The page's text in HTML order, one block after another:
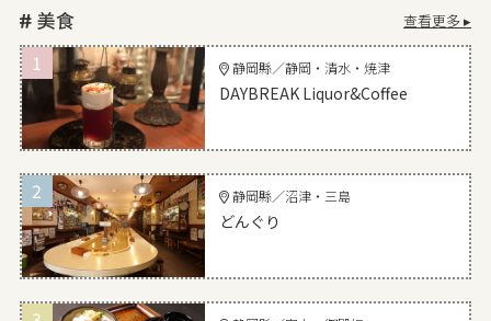
查看更多 ▸
1 静岡縣／静岡・清水・焼津
DAYBREAK Liquor&Coffee
2 静岡縣／沼津・三島
どんぐり